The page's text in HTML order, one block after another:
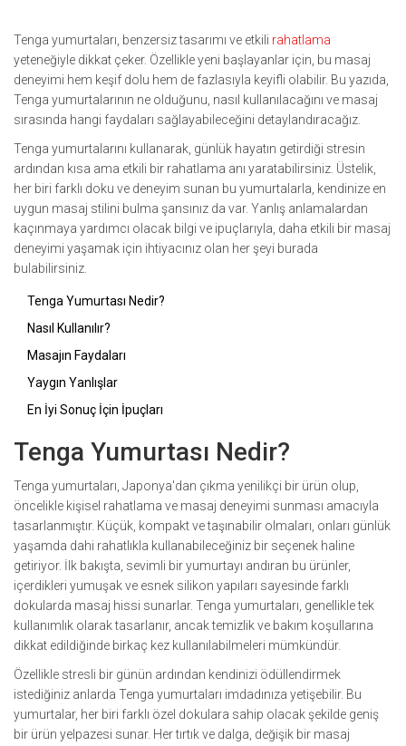
Tenga yumurtaları, benzersiz tasarımı ve etkili rahatlama
yeteneğiyle dikkat çeker. Özellikle yeni başlayanlar için, bu masaj
deneyimi hem keşif dolu hem de fazlasıyla keyifli olabilir. Bu yazıda,
Tenga yumurtalarının ne olduğunu, nasıl kullanılacağını ve masaj
sırasında hangi faydaları sağlayabileceğini detaylandıracağız.
Tenga yumurtalarını kullanarak, günlük hayatın getirdiği stresin
ardından kısa ama etkili bir rahatlama anı yaratabilirsiniz. Üstelik,
her biri farklı doku ve deneyim sunan bu yumurtalarla, kendinize en
uygun masaj stilini bulma şansınız da var. Yanlış anlamalardan
kaçınmaya yardımcı olacak bilgi ve ipuçlarıyla, daha etkili bir masaj
deneyimi yaşamak için ihtiyacınız olan her şeyi burada
bulabilirsiniz.
Tenga Yumurtası Nedir?
Nasıl Kullanılır?
Masajın Faydaları
Yaygın Yanlışlar
En İyi Sonuç İçin İpuçları
Tenga Yumurtası Nedir?
Tenga yumurtaları, Japonya'dan çıkma yenilikçi bir ürün olup,
öncelikle kişisel rahatlama ve masaj deneyimi sunması amacıyla
tasarlanmıştır. Küçük, kompakt ve taşınabilir olmaları, onları günlük
yaşamda dahi rahatlıkla kullanabileceğiniz bir seçenek haline
getiriyor. İlk bakışta, sevimli bir yumurtayı andıran bu ürünler,
içerdikleri yumuşak ve esnek silikon yapıları sayesinde farklı
dokularda masaj hissi sunarlar. Tenga yumurtaları, genellikle tek
kullanımlık olarak tasarlanır, ancak temizlik ve bakım koşullarına
dikkat edildiğinde birkaç kez kullanılabilmeleri mümkündür.
Özellikle stresli bir günün ardından kendinizi ödüllendirmek
istediğiniz anlarda Tenga yumurtaları imdadınıza yetişebilir. Bu
yumurtalar, her biri farklı özel dokulara sahip olacak şekilde geniş
bir ürün yelpazesi sunar. Her tırtık ve dalga, değişik bir masaj